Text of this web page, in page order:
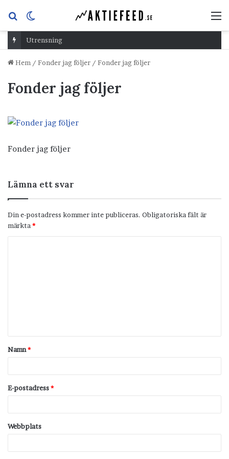
Sök
efterskin
Utrensning
Hem / Fonder jag följer / Fonder jag följer
Fonder jag följer
Fonder jag följer
Lämna ett svar
Din e-postadress kommer inte publiceras. Obligatoriska fält är
märkta *
t
a
Namn*
E-postadress*
Webbplats